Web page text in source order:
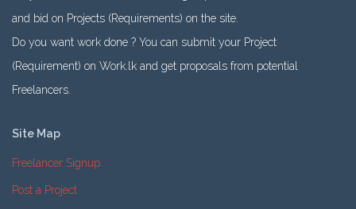
and bid on Projects (Requirements) on the site.
Do you want work done ? You can submit your Project
(Requirement) on Work.lk and get proposals from potential
Freelancers.
Site Map
Freelancer Signup
Post a Project